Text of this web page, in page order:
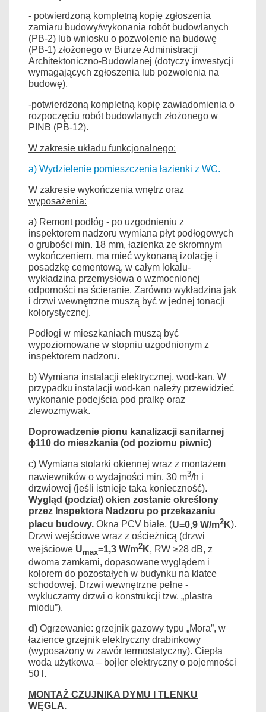
- potwierdzoną kompletną kopię zgłoszenia
zamiaru budowy/wykonania robót budowlanych
(PB-2) lub wniosku o pozwolenie na budowę
(PB-1) złożonego w Biurze Administracji
Architektoniczno-Budowlanej (dotyczy inwestycji
wymagających zgłoszenia lub pozwolenia na
budowę),
-potwierdzoną kompletną kopię zawiadomienia o
rozpoczęciu robót budowlanych złożonego w
PINB (PB-12).
W zakresie układu funkcjonalnego:
a) Wydzielenie pomieszczenia łazienki z WC.
W zakresie wykończenia wnętrz oraz
wyposażenia:
a) Remont podłóg - po uzgodnieniu z
inspektorem nadzoru wymiana płyt podłogowych
o grubości min. 18 mm, łazienka ze skromnym
wykończeniem, ma mieć wykonaną izolację i
posadzkę cementową, w całym lokalu-
wykładzina przemysłowa o wzmocnionej
odporności na ścieranie. Zarówno wykładzina jak
i drzwi wewnętrzne muszą być w jednej tonacji
kolorystycznej.
Podłogi w mieszkaniach muszą być
wypoziomowane w stopniu uzgodnionym z
inspektorem nadzoru.
b) Wymiana instalacji elektrycznej, wod-kan. W
przypadku instalacji wod-kan należy przewidzieć
wykonanie podejścia pod pralkę oraz
zlewozmywak.
Doprowadzenie pionu kanalizacji sanitarnej
ϕ110 do mieszkania (od poziomu piwnic)
c) Wymiana stolarki okiennej wraz z montażem
nawiewników o wydajności min. 30 m3/h i
drzwiowej (jeśli istnieje taka konieczność).
Wygląd (podział) okien zostanie określony
przez Inspektora Nadzoru po przekazaniu
placu budowy. Okna PCV białe, (U=0,9 W/m2 K).
Drzwi wejściowe wraz z ościeżnicą (drzwi
wejściowe Umax=1,3 W/m2 K, RW ≥28 dB, z
dwoma zamkami, dopasowane wyglądem i
kolorem do pozostałych w budynku na klatce
schodowej. Drzwi wewnętrzne pełne -
wykluczamy drzwi o konstrukcji tzw. „plastra
miodu”).
d) Ogrzewanie: grzejnik gazowy typu „Mora”, w
łazience grzejnik elektryczny drabinkowy
(wyposażony w zawór termostatyczny). Ciepła
woda użytkowa – bojler elektryczny o pojemności
50 l.
MONTAŻ CZUJNIKA DYMU I TLENKU
WĘGLA.